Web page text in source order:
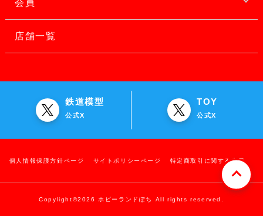
会員
店舗一覧
鉄道模型
公式X
TOY
公式X
個人情報保護方針ページ サイトポリシーページ 特定商取引に関する表示
Copylight©2026 ホビーランドぽち All rights reserved.